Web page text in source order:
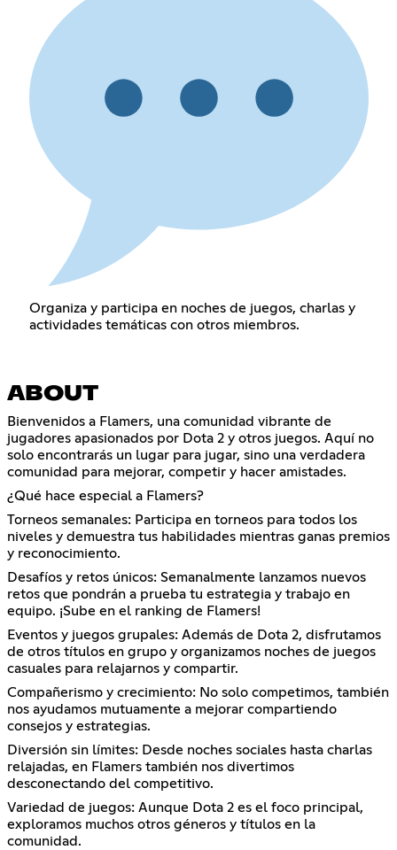
Organiza y participa en noches de juegos, charlas y
actividades temáticas con otros miembros.
ABOUT
Bienvenidos a Flamers, una comunidad vibrante de
jugadores apasionados por Dota 2 y otros juegos. Aquí no
solo encontrarás un lugar para jugar, sino una verdadera
comunidad para mejorar, competir y hacer amistades.
¿Qué hace especial a Flamers?
Torneos semanales: Participa en torneos para todos los
niveles y demuestra tus habilidades mientras ganas premios
y reconocimiento.
Desafíos y retos únicos: Semanalmente lanzamos nuevos
retos que pondrán a prueba tu estrategia y trabajo en
equipo. ¡Sube en el ranking de Flamers!
Eventos y juegos grupales: Además de Dota 2, disfrutamos
de otros títulos en grupo y organizamos noches de juegos
casuales para relajarnos y compartir.
Compañerismo y crecimiento: No solo competimos, también
nos ayudamos mutuamente a mejorar compartiendo
consejos y estrategias.
Diversión sin límites: Desde noches sociales hasta charlas
relajadas, en Flamers también nos divertimos
desconectando del competitivo.
Variedad de juegos: Aunque Dota 2 es el foco principal,
exploramos muchos otros géneros y títulos en la
comunidad.